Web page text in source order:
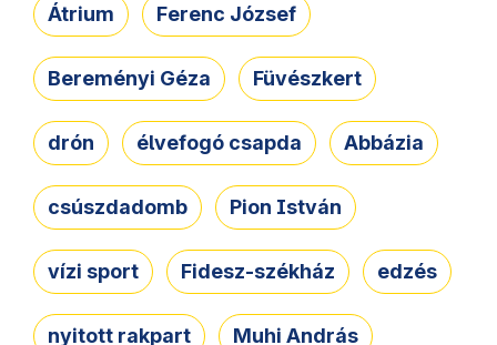
Átrium Ferenc József
Bereményi Géza Füvészkert
drón élvefogó csapda Abbázia
csúszdadomb Pion István
vízi sport Fidesz-székház edzés
nyitott rakpart Muhi András